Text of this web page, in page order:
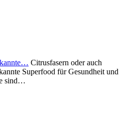
Citrusfasern oder auch
Superfood für Gesundheit und
sind…